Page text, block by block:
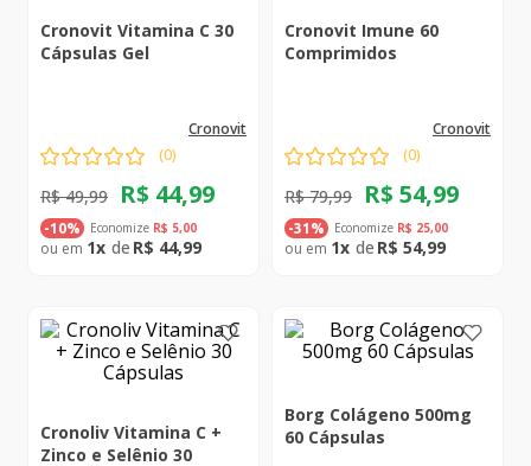
Cronovit Vitamina C 30
Cápsulas Gel
cronovit
(0)
R$ 49,99 R$ 44,99
-10% Economize R$ 5,00
1 R$ 44,99
Cronovit Imune 60
Comprimidos
cronovit
(0)
R$ 79,99 R$ 54,99
-31% Economize R$ 25,00
1 R$ 54,99
Cronoliv Vitamina C +
Zinco e Selênio 30
Borg Colágeno 500mg
60 Cápsulas